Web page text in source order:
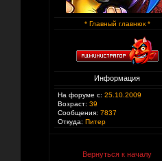
* Главный главнюк *
Информация
На форуме с: 25.10.2009
Возраст: 39
Сообщения: 7837
Откуда: Питер
Вернуться к началу